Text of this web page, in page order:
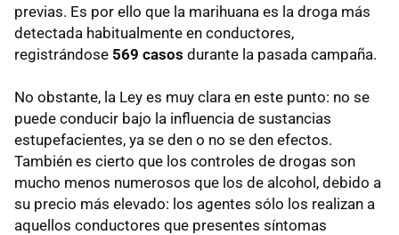
previas. Es por ello que la marihuana es la droga más
detectada habitualmente en conductores,
registrándose 569 casos durante la pasada campaña.
No obstante, la Ley es muy clara en este punto: no se
puede conducir bajo la influencia de sustancias
estupefacientes, ya se den o no se den efectos.
También es cierto que los controles de drogas son
mucho menos numerosos que los de alcohol, debido a
su precio más elevado: los agentes sólo los realizan a
aquellos conductores que presentes síntomas